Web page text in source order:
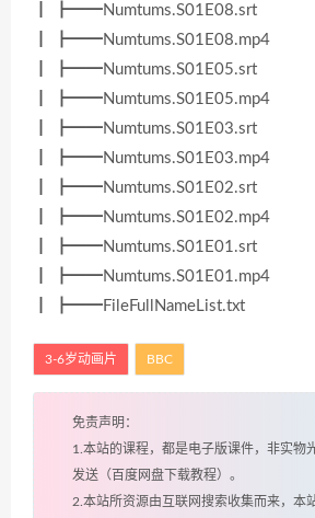
┃ ┣━━Numtums.S01E08.srt
┃ ┣━━Numtums.S01E08.mp4
┃ ┣━━Numtums.S01E05.srt
┃ ┣━━Numtums.S01E05.mp4
┃ ┣━━Numtums.S01E03.srt
┃ ┣━━Numtums.S01E03.mp4
┃ ┣━━Numtums.S01E02.srt
┃ ┣━━Numtums.S01E02.mp4
┃ ┣━━Numtums.S01E01.srt
┃ ┣━━Numtums.S01E01.mp4
┃ ┣━━FileFullNameList.txt
3-6岁动画片 BBC
免责声明：
1.本站的课程，都是电子版课件，非实物
发送（百度网盘下载教程）。
2.本站所资源由互联网搜索收集而来，本